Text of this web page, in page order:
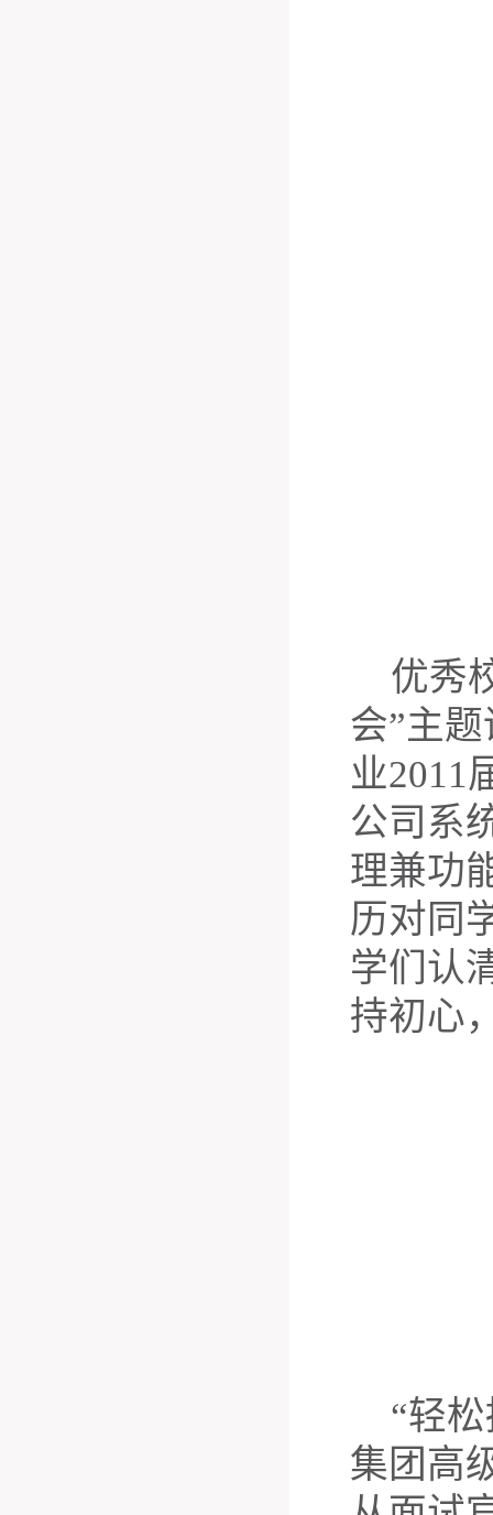
优秀
会”主
业2011
公司系
理兼功
历对同
学们认
持初心
“轻
集团高